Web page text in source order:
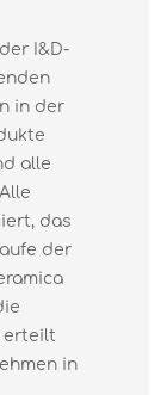
I&D-
in der
alle
das
der
erteilt
in